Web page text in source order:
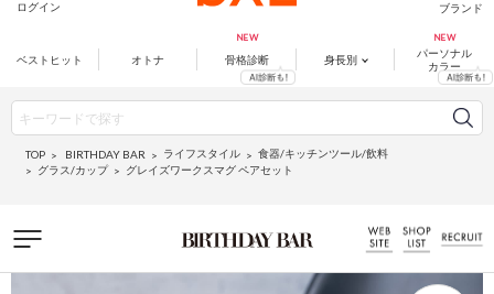
ログイン ブランド
ベストヒット オトナ 骨格診断 身長別
パーソナル
カラー
TOP BIRTHDAY BAR ライフスタイル
食器/キッチンツール/飲料
グラス/カップ
グレイズワークスマグ ペアセット